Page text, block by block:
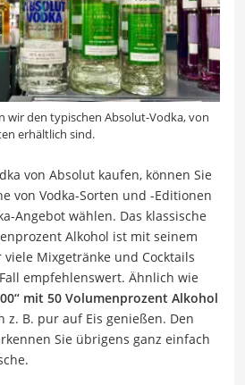
wir den typischen Absolut-Vodka, von
erhältlich sind.
von Absolut kaufen, können Sie
von Vodka-Sorten und -Editionen
Angebot wählen. Das klassische
Alkohol ist mit seinem
Mixgetränke und Cocktails
empfehlenswert. Ähnlich wie
mit 50 Volumenprozent Alkohol
z. B. pur auf Eis genießen. Den
Sie übrigens ganz einfach